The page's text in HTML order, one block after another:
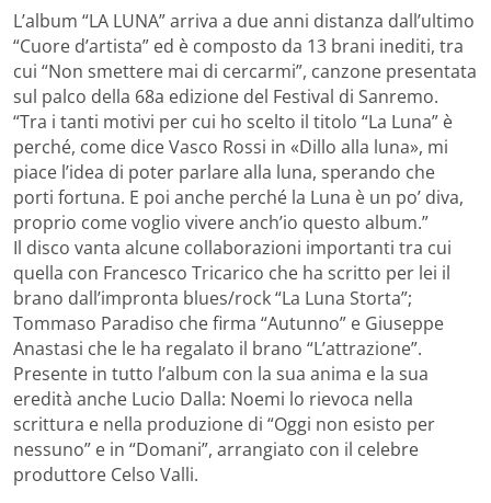
L’album “LA LUNA” arriva a due anni distanza dall’ultimo
“Cuore d’artista” ed è composto da 13 brani inediti, tra
cui “Non smettere mai di cercarmi”, canzone presentata
sul palco della 68a edizione del Festival di Sanremo.
“Tra i tanti motivi per cui ho scelto il titolo “La Luna” è
perché, come dice Vasco Rossi in «Dillo alla luna», mi
piace l’idea di poter parlare alla luna, sperando che
porti fortuna. E poi anche perché la Luna è un po’ diva,
proprio come voglio vivere anch’io questo album.”
Il disco vanta alcune collaborazioni importanti tra cui
quella con Francesco Tricarico che ha scritto per lei il
brano dall’impronta blues/rock “La Luna Storta”;
Tommaso Paradiso che firma “Autunno” e Giuseppe
Anastasi che le ha regalato il brano “L’attrazione”.
Presente in tutto l’album con la sua anima e la sua
eredità anche Lucio Dalla: Noemi lo rievoca nella
scrittura e nella produzione di “Oggi non esisto per
nessuno” e in “Domani”, arrangiato con il celebre
produttore Celso Valli.